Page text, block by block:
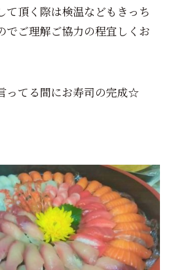
て頂く際は検温などもきっち
でご理解ご協力の程宜しくお
ってる間にお寿司の完成☆